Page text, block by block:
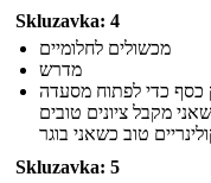
Skluzavka: 4
מכשולים לחלומיים
מדרש
כסף כדי לפתוח מסעדה
מקבל ציונים טובים
Skluzavka: 5